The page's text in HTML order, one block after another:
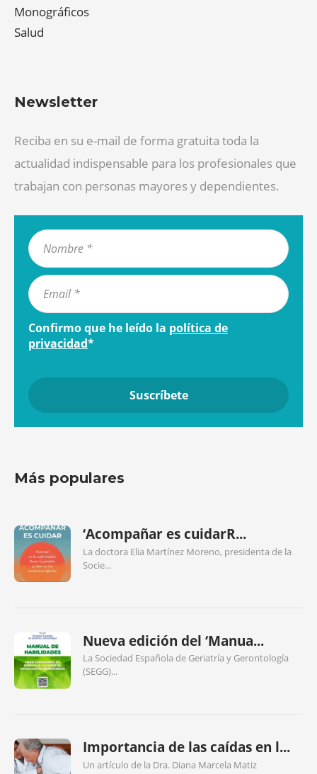
Monográficos
Salud
Newsletter
Reciba en su e-mail de forma gratuita toda la
actualidad indispensable para los profesionales que
trabajan con personas mayores y dependientes.
Confirmo que he leído la política de
privacidad*
Más populares
‘Acompañar es cuidarR...
La doctora Elia Martínez Moreno, presidenta de la
Socie...
Nueva edición del ‘Manua...
La Sociedad Española de Geriatría y Gerontología
(SEGG)...
Importancia de las caídas en l...
Un artículo de la Dra. Diana Marcela Matiz